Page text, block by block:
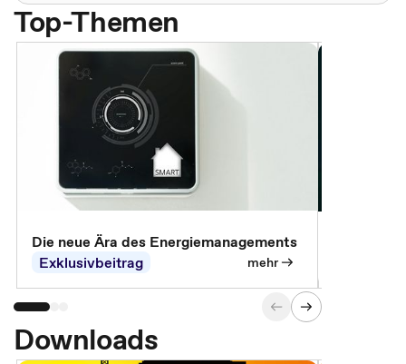
Top-Themen
Die neue Ära des Energiemanagements
Exklusivbeitrag
mehr
Downloads